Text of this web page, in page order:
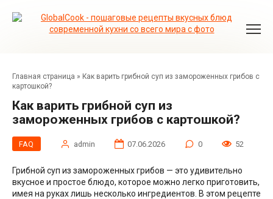
Главная страница » Как варить грибной суп из замороженных грибов с
картошкой?
Как варить грибной суп из
замороженных грибов с картошкой?
FAQ admin 07.06.2026 0 52
Грибной суп из замороженных грибов — это удивительно
вкусное и простое блюдо, которое можно легко приготовить,
имея на руках лишь несколько ингредиентов. В этом рецепте